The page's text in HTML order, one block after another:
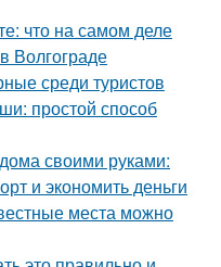
что на самом деле
Волгограде
среди туристов
простой способ
своими руками:
и экономить деньги
места можно